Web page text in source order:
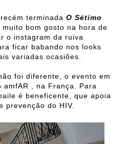
terminada O Sétimo
muito bom gosto na hora de
o instagram da ruiva
ficar babando nos looks
variadas ocasiões.
foi diferente, o evento em
amfAR , na França. Para
é beneficente, que apoia
prevenção do HIV.